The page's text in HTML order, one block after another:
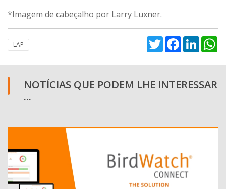
*Imagem de cabeçalho por Larry Luxner.
LAP TwitterFacebook
NOTÍCIAS QUE PODEM LHE INTERESSAR
...